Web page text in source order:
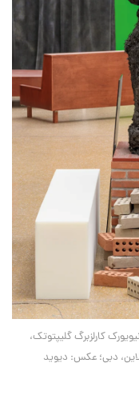
نمای چیدمان، نیویورک کارلزبرگ گلیپتوتک،
تردلاین، دبی؛ عکس: دیوید